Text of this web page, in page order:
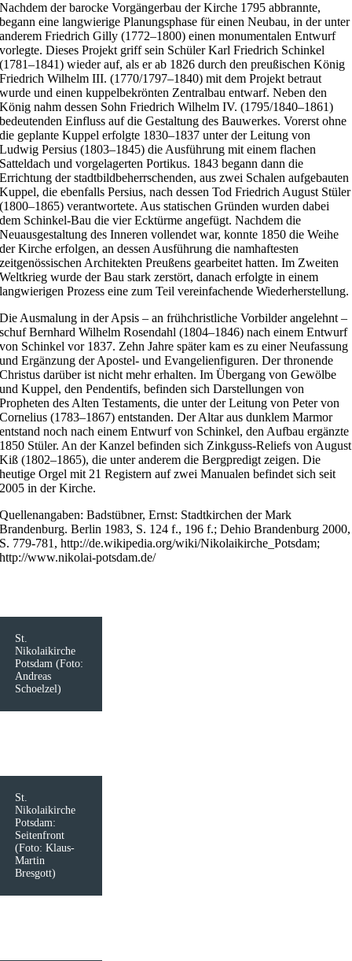
Nachdem der barocke Vorgängerbau der Kirche 1795 abbrannte,
begann eine langwierige Planungsphase für einen Neubau, in der unter
anderem Friedrich Gilly (1772–1800) einen monumentalen Entwurf
vorlegte. Dieses Projekt griff sein Schüler Karl Friedrich Schinkel
(1781–1841) wieder auf, als er ab 1826 durch den preußischen König
Friedrich Wilhelm III. (1770/1797–1840) mit dem Projekt betraut
wurde und einen kuppelbekrönten Zentralbau entwarf. Neben den
König nahm dessen Sohn Friedrich Wilhelm IV. (1795/1840–1861)
bedeutenden Einfluss auf die Gestaltung des Bauwerkes. Vorerst ohne
die geplante Kuppel erfolgte 1830–1837 unter der Leitung von
Ludwig Persius (1803–1845) die Ausführung mit einem flachen
Satteldach und vorgelagerten Portikus. 1843 begann dann die
Errichtung der stadtbildbeherrschenden, aus zwei Schalen aufgebauten
Kuppel, die ebenfalls Persius, nach dessen Tod Friedrich August Stüler
(1800–1865) verantwortete. Aus statischen Gründen wurden dabei
dem Schinkel-Bau die vier Ecktürme angefügt. Nachdem die
Neuausgestaltung des Inneren vollendet war, konnte 1850 die Weihe
der Kirche erfolgen, an dessen Ausführung die namhaftesten
zeitgenössischen Architekten Preußens gearbeitet hatten. Im Zweiten
Weltkrieg wurde der Bau stark zerstört, danach erfolgte in einem
langwierigen Prozess eine zum Teil vereinfachende Wiederherstellung.
Die Ausmalung in der Apsis – an frühchristliche Vorbilder angelehnt –
schuf Bernhard Wilhelm Rosendahl (1804–1846) nach einem Entwurf
von Schinkel vor 1837. Zehn Jahre später kam es zu einer Neufassung
und Ergänzung der Apostel- und Evangelienfiguren. Der thronende
Christus darüber ist nicht mehr erhalten. Im Übergang von Gewölbe
und Kuppel, den Pendentifs, befinden sich Darstellungen von
Propheten des Alten Testaments, die unter der Leitung von Peter von
Cornelius (1783–1867) entstanden. Der Altar aus dunklem Marmor
entstand noch nach einem Entwurf von Schinkel, den Aufbau ergänzte
1850 Stüler. An der Kanzel befinden sich Zinkguss-Reliefs von August
Kiß (1802–1865), die unter anderem die Bergpredigt zeigen. Die
heutige Orgel mit 21 Registern auf zwei Manualen befindet sich seit
2005 in der Kirche.
Quellenangaben: Badstübner, Ernst: Stadtkirchen der Mark
Brandenburg. Berlin 1983, S. 124 f., 196 f.; Dehio Brandenburg 2000,
S. 779-781, http://de.wikipedia.org/wiki/Nikolaikirche_Potsdam;
http://www.nikolai-potsdam.de/
St.
Nikolaikirche
Potsdam (Foto:
Andreas
Schoelzel)
St.
Nikolaikirche
Potsdam:
Seitenfront
(Foto: Klaus-
Martin
Bresgott)